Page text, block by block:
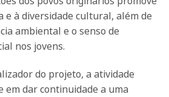
e à diversidade cultural, além de
ambiental e o senso de
nos jovens.
do projeto, a atividade
em dar continuidade a uma